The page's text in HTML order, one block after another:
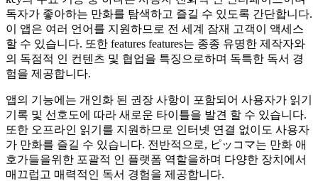
독자가 좋아하는 만화를 탐색하고 즐길 수 있도록 간단합니다.
이 앱은 여러 언어를 지원하므로 전 세계 잠재 고객이 액세스
할 수 있습니다. 또한 features features는 종종 유명한 제작자와
의 독점적 인 컨텐츠 및 협업을 특징으로하며 독특한 독서 경
험을 제공합니다.
앱의 기능에는 개인화 된 권장 사항이 포함되어 사용자가 읽기
기록 및 선호도에 따라 새로운 타이틀을 발견 할 수 있습니다.
또한 오프라인 읽기를 지원하므로 인터넷 연결 없이도 사용자
가 만화를 즐길 수 있습니다. 전반적으로, ピッコマ는 만화 애
호가들을위한 포괄적 인 플랫폼 역할을하며 다양한 장치에서
매끄럽고 매력적인 독서 경험을 제공합니다.